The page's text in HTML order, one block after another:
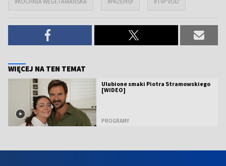
WIĘCEJ NA TEN TEMAT
Ulubione smaki Piotra Stramowskiego
[WIDEO]
PROGRAMY